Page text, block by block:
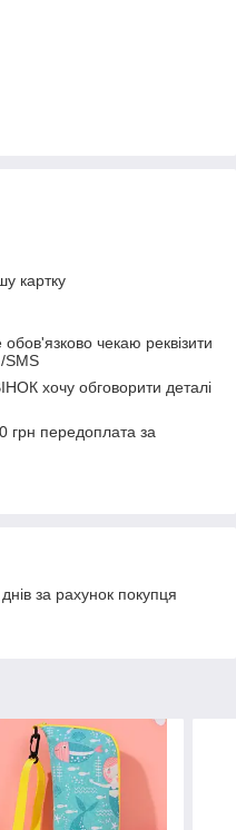
картку
чекаю реквізити
SMS
хочу обговорити деталі
грн передоплата за
за рахунок покупця